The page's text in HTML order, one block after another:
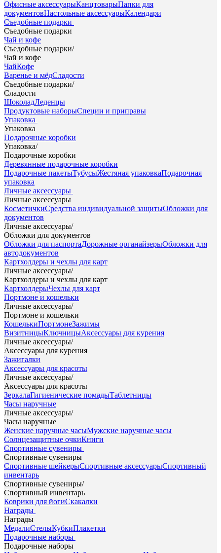
Офисные аксессуарыКанцтоварыПапки для
документовНастольные аксессуарыКалендари
Съедобные подарки
Съедобные подарки
Чай и кофе
Съедобные подарки/
Чай и кофе
ЧайКофе
Варенье и мёдСладости
Съедобные подарки/
Сладости
ШоколадЛеденцы
Продуктовые наборыСпеции и приправы
Упаковка
Упаковка
Подарочные коробки
Упаковка/
Подарочные коробки
Деревянные подарочные коробки
Подарочные пакетыТубусыЖестяная упаковкаПодарочная
упаковка
Личные аксессуары
Личные аксессуары
КосметичкиСредства индивидуальной защитыОбложки для
документов
Личные аксессуары/
Обложки для документов
Обложки для паспортаДорожные органайзерыОбложки для
автодокументов
Картхолдеры и чехлы для карт
Личные аксессуары/
Картхолдеры и чехлы для карт
КартхолдерыЧехлы для карт
Портмоне и кошельки
Личные аксессуары/
Портмоне и кошельки
КошелькиПортмонеЗажимы
ВизитницыКлючницыАксессуары для курения
Личные аксессуары/
Аксессуары для курения
Зажигалки
Аксессуары для красоты
Личные аксессуары/
Аксессуары для красоты
ЗеркалаГигиенические помадыТаблетницы
Часы наручные
Личные аксессуары/
Часы наручные
Женские наручные часыМужские наручные часы
Солнцезащитные очкиКниги
Спортивные сувениры
Спортивные сувениры
Спортивные шейкерыСпортивные аксессуарыСпортивный
инвентарь
Спортивные сувениры/
Спортивный инвентарь
Коврики для йогиСкакалки
Награды
Награды
МедалиСтелыКубкиПлакетки
Подарочные наборы
Подарочные наборы